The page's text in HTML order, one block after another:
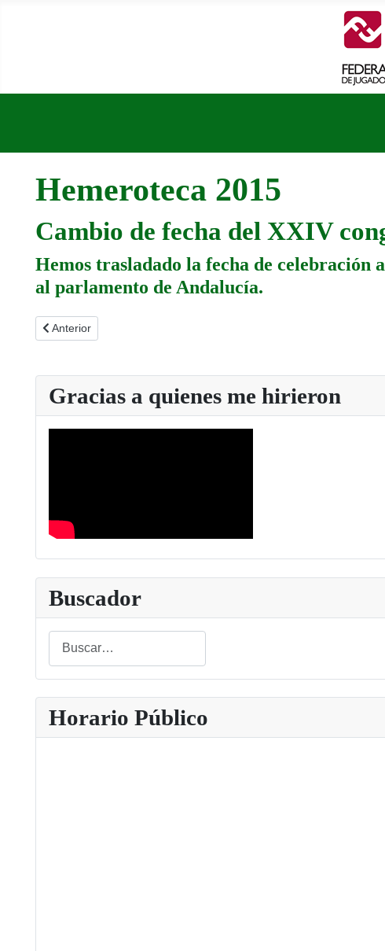
Hemeroteca 2015
Cambio de fecha del XXIV
Hemos trasladado la fecha de celebración
al parlamento de Andalucía.
Artículo anterior: Todas las asociaciones de jugadores de azar en
Anterior
Gracias a quienes me hirieron
Buscador
Buscar
Type 2 or more characters for results.
Horario Público